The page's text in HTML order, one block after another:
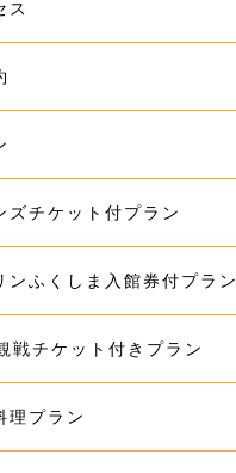
ス
ズチケット付プラン
ンふくしま入館券付プラン
戦チケット付きプラン
理プラン